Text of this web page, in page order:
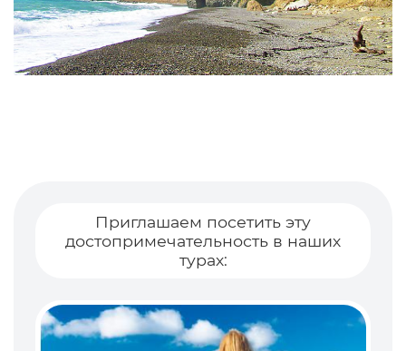
Приглашаем посетить эту
достопримечательность в наших
турах: